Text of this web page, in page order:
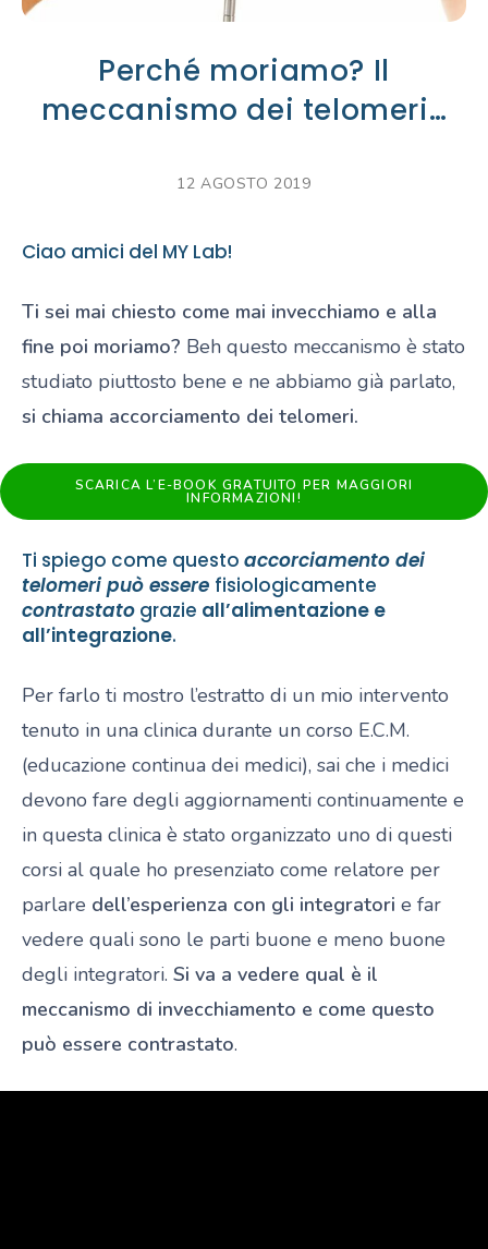
Perché moriamo? Il
meccanismo dei telomeri…
12 AGOSTO 2019
Ciao amici del MY Lab!
Ti sei mai chiesto come mai invecchiamo e alla
fine poi moriamo? Beh questo meccanismo è stato
studiato piuttosto bene e ne abbiamo già parlato,
si chiama accorciamento dei telomeri.
SCARICA L’E-BOOK GRATUITO PER MAGGIORI
INFORMAZIONI!
Ti spiego come questo accorciamento dei
telomeri può essere fisiologicamente
contrastato grazie all’alimentazione e
all’integrazione.
Per farlo ti mostro l’estratto di un mio intervento
tenuto in una clinica durante un corso E.C.M.
(educazione continua dei medici), sai che i medici
devono fare degli aggiornamenti continuamente e
in questa clinica è stato organizzato uno di questi
corsi al quale ho presenziato come relatore per
parlare dell’esperienza con gli integratori e far
vedere quali sono le parti buone e meno buone
degli integratori. Si va a vedere qual è il
meccanismo di invecchiamento e come questo
può essere contrastato.